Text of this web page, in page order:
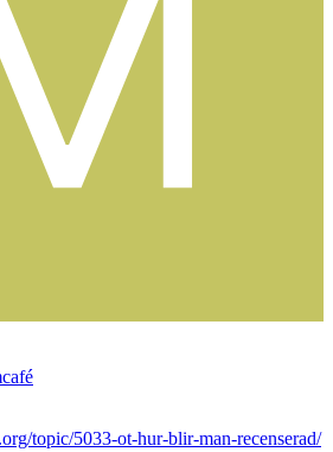
topic/5033-ot-hur-blir-man-recenserad/